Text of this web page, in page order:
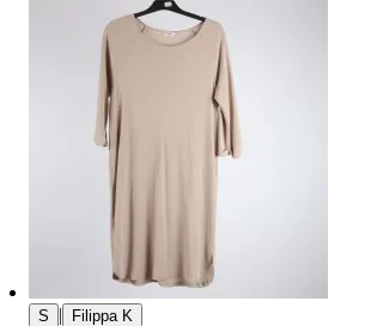
S | Filippa K